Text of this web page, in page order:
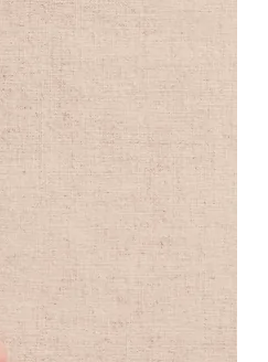
“الدَّالُّ
شارك